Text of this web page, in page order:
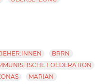
BRRN
FOEDERATION
MARIAN